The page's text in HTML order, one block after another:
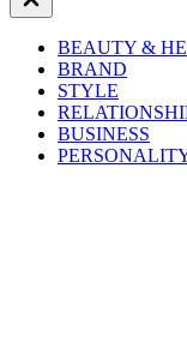
Off
BEAUTY &
BRAND
STYLE
BUSINESS